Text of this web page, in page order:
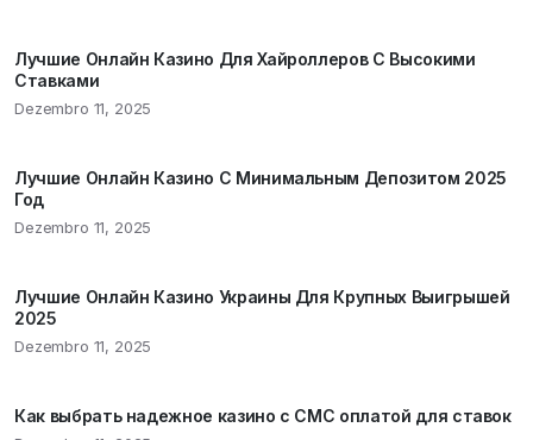
Лучшие Онлайн Казино Для Хайроллеров С Высокими
Ставками
Dezembro 11, 2025
Лучшие Онлайн Казино С Минимальным Депозитом 2025
Год
Dezembro 11, 2025
Лучшие Онлайн Казино Украины Для Крупных Выигрышей
2025
Dezembro 11, 2025
Как выбрать надежное казино с СМС оплатой для ставок